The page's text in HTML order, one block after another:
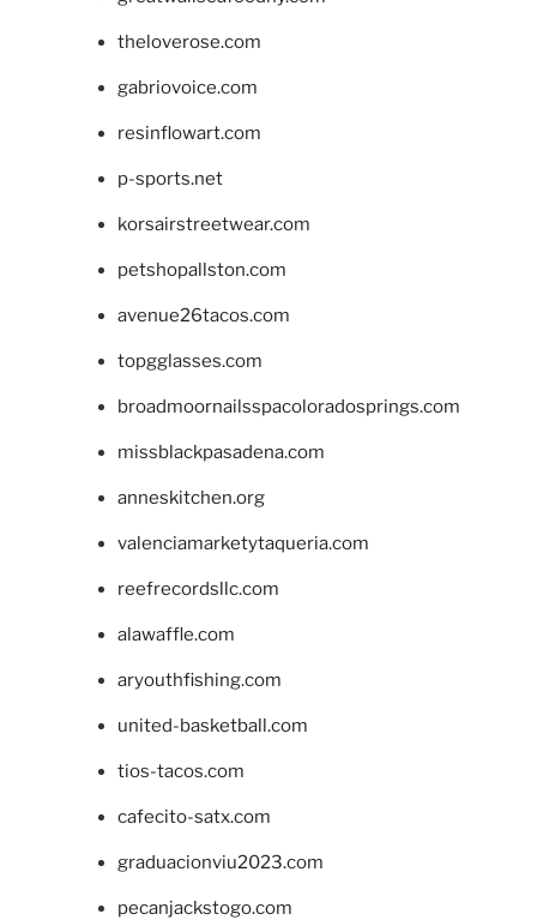
theloverose.com
gabriovoice.com
resinflowart.com
p-sports.net
korsairstreetwear.com
petshopallston.com
avenue26tacos.com
topgglasses.com
broadmoornailsspacoloradosprings.com
missblackpasadena.com
anneskitchen.org
valenciamarketytaqueria.com
reefrecordsllc.com
alawaffle.com
aryouthfishing.com
united-basketball.com
tios-tacos.com
cafecito-satx.com
graduacionviu2023.com
pecanjackstogo.com